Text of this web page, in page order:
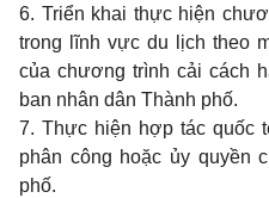
6. Triển khai thực hiện
trong lĩnh vực du lịch theo
của chương trình cải cách
ban nhân dân Thành phố.
7. Thực hiện hợp tác quốc
phân công hoặc ủy quyền
phố.